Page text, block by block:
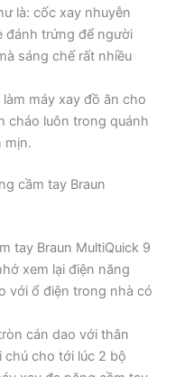
là: cốc xay nhuyễn
đánh trứng để người
sáng chế rất nhiều
máy xay đồ ăn cho
cháo luôn trong quánh
mịn.
cầm tay Braun
tay Braun MultiQuick 9
xem lại điện năng
với ổ điện trong nhà có
cán dao với thân
cho tới lúc 2 bộ